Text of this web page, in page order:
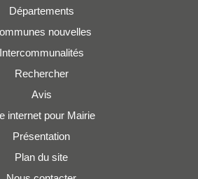
Départements
nouvelles
Intercommunalités
Rechercher
Avis
internet pour Mairie
Présentation
Plan du site